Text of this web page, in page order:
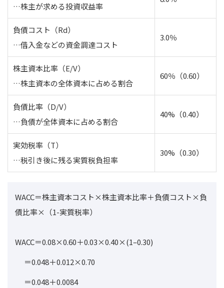
…株主が求める投資収益率
負債コスト（Rd）
…借入金などの資金調達コスト
3.0％
株主資本比率（E/V）
…株主資本の全体資本に占める割合
60％（0.60）
負債比率（D/V）
…負債が全体資本に占める割合
40%（0.40）
実効税率（T）
…税引き後に残る実質税負担率
30%（0.30）
WACC＝株主資本コスト×株主資本比率＋負債コスト×負
債比率×（1-実質税率）
WACC＝0.08×0.60＋0.03×0.40×(1–0.30)
＝0.048＋0.012×0.70
＝0.048＋0.0084